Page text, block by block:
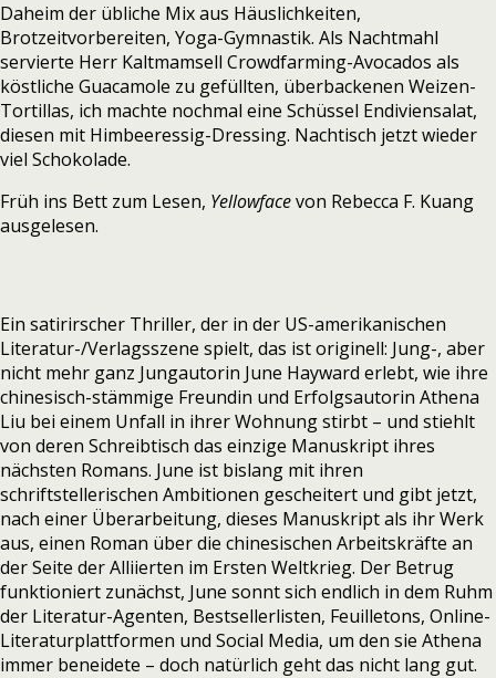
Daheim der übliche Mix aus Häuslichkeiten,
Brotzeitvorbereiten, Yoga-Gymnastik. Als Nachtmahl
servierte Herr Kaltmamsell Crowdfarming-Avocados als
köstliche Guacamole zu gefüllten, überbackenen Weizen-
Tortillas, ich machte nochmal eine Schüssel Endiviensalat,
diesen mit Himbeeressig-Dressing. Nachtisch jetzt wieder
viel Schokolade.
Früh ins Bett zum Lesen, Yellowfacevon Rebecca F. Kuang
ausgelesen.
Ein satirirscher Thriller, der in der US-amerikanischen
Literatur-/Verlagsszene spielt, das ist originell: Jung-, aber
nicht mehr ganz Jungautorin June Hayward erlebt, wie ihre
chinesisch-stämmige Freundin und Erfolgsautorin Athena
Liu bei einem Unfall in ihrer Wohnung stirbt – und stiehlt
von deren Schreibtisch das einzige Manuskript ihres
nächsten Romans. June ist bislang mit ihren
schriftstellerischen Ambitionen gescheitert und gibt jetzt,
nach einer Überarbeitung, dieses Manuskript als ihr Werk
aus, einen Roman über die chinesischen Arbeitskräfte an
der Seite der Alliierten im Ersten Weltkrieg. Der Betrug
funktioniert zunächst, June sonnt sich endlich in dem Ruhm
der Literatur-Agenten, Bestsellerlisten, Feuilletons, Online-
Literaturplattformen und Social Media, um den sie Athena
immer beneidete – doch natürlich geht das nicht lang gut.